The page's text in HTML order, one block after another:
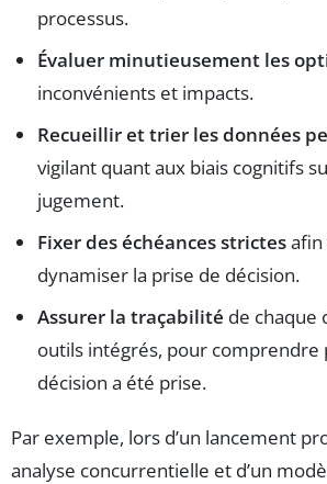
processus.
Évaluer minutieusement les
inconvénients et impacts.
Recueillir et trier les données
vigilant quant aux biais cognitifs
jugement.
Fixer des échéances strictesafin
dynamiser la prise de décision.
Assurer la traçabilité de chaque
outils intégrés, pour
décision a été prise.
Par exemple, lors d’un lancement
analyse concurrentielle et d’un